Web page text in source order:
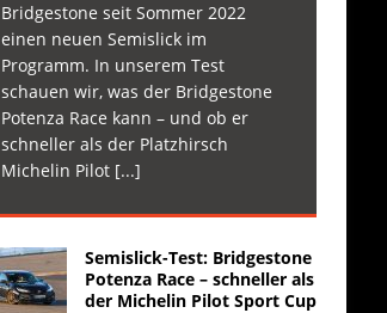
Bridgestone seit Sommer 2022
einen neuen Semislick im
Programm. In unserem Test
schauen wir, was der Bridgestone
Potenza Race kann – und ob er
schneller als der Platzhirsch
Michelin Pilot [...]
Semislick-Test: Bridgestone
Potenza Race – schneller als
der Michelin Pilot Sport Cup